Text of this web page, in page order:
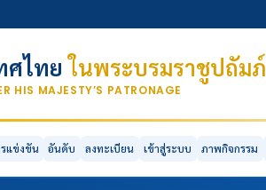
ศไทยในพระบรมราชูปถัมภ์
HIS MAJESTY’S PATRONAGE
แข่งขัน อันดับ ลงทะเบียน เข้าสู่ระบบ ภาพกิจกรรม